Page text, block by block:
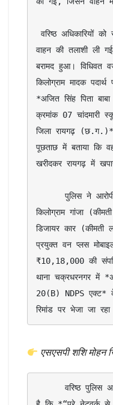
वाहन की तलाशी ली
बरामद हुआ।
किलोग्राम मादक
*अजित सिंह पिता
क्रमांक 07 चांदमारी
जिला रायगढ़
पूछताछ में बताया कि
खरीदकर रायगढ़ में
किलोग्राम गांजा
डिजायर कार
प्रयुक्त वन प्लस
₹10,18,000 की
थाना चक्रधरनगर में
20(B) NDPS एक्ट*
रिमांड पर भेजा जा
एसएसपी शशि मोहन